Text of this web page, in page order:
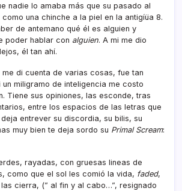
nadie lo amaba más que su pasado al
una chinche a la piel en la antigíüa 8.
de antemano qué él es alguien y
poder hablar con alguien. A mi me dio
él tan ahí­.
di cuenta de varias cosas, fue tan
miligramo de inteligencia me costo
Tiene sus opiniones, las esconde, tras
entre los espacios de las letras que
entrever su discordia, su bilis, su
muy bien te deja sordo su Primal Scream:
rayadas, con gruesas lineas de
como que el sol les comió la vida, faded,
cierra, (” al fin y al cabo…”, resignado